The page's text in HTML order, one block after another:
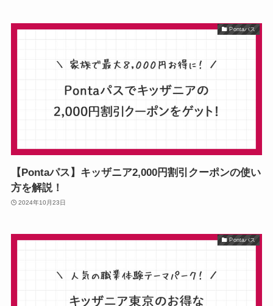
Pontaパス
【Pontaパス】キッザニア2,000円割引クーポンの使い
方を解説！
2024年10月23日
Pontaパス